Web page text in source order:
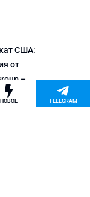
США:
от
–
США и др.
НОВОЕ TELEGRAM